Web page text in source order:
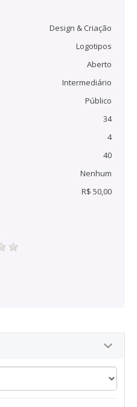
Design & Criação
Logotipos
Aberto
Intermediário
Público
34
4
40
Nenhum
R$ 50,00